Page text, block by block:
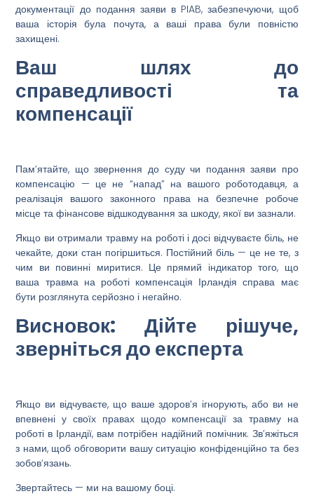
документації до подання заяви в PIAB, забезпечуючи, щоб
ваша історія була почута, а ваші права були повністю
захищені.
Ваш шлях до
справедливості та
компенсації
Пам’ятайте, що звернення до суду чи подання заяви про
компенсацію — це не “напад” на вашого роботодавця, а
реалізація вашого законного права на безпечне робоче
місце та фінансове відшкодування за шкоду, якої ви зазнали.
Якщо виотримали травму на роботіі досі відчуваєте біль, не
чекайте, доки стан погіршиться. Постійний біль — це не те, з
чим ви повинні миритися. Це прямий індикатор того, що
ваша травма на роботі компенсація Ірландія справа має
бути розглянута серйозно і негайно.
Висновок: Дійте рішуче,
зверніться до експерта
Якщо ви відчуваєте, що ваше здоров’я ігнорують, або ви не
впевнені у своїх правах щодо компенсації за травму на
роботі в Ірландії, вам потрібен надійний помічник. Зв’яжіться
з нами, щоб обговорити вашу ситуацію конфіденційно та без
зобов’язань.
Звертайтесь — ми на вашому боці.